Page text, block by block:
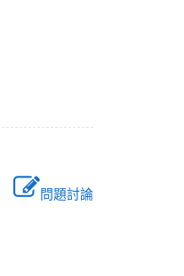
問題討論